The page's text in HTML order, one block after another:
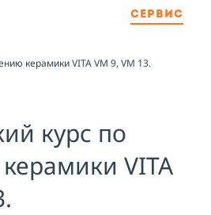
оферты, подтверждаю
с политикой
конфиденциальности
и даю согласие
обработку персональных данных
СЕРВИС
керамики VITA VM 9, VM 13.
курс по
VITA